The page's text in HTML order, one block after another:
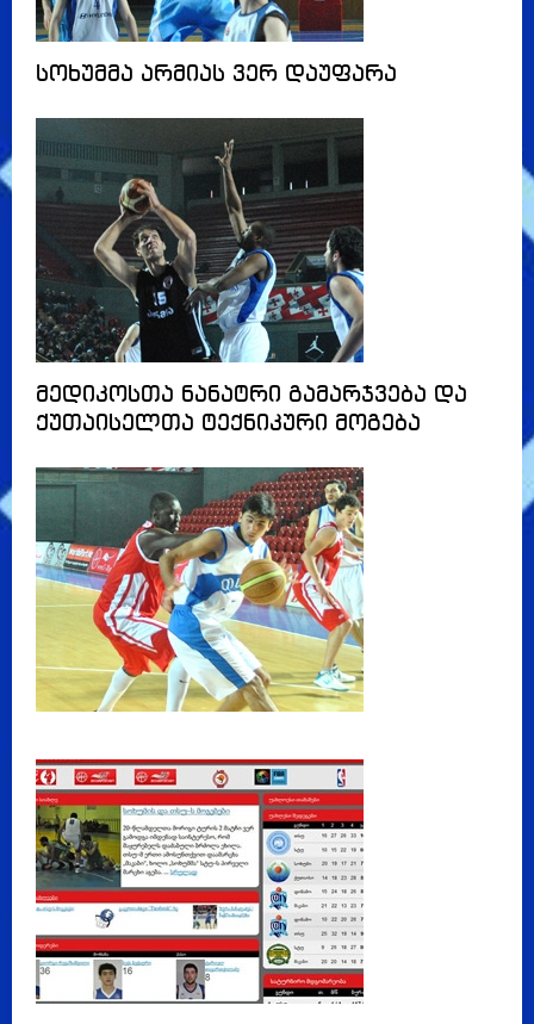
სოხუმმა არმიას ვერ დაუფარა
მედიკოსთა ნანატრი გამარჯვება და
ქუთაისელთა ტექნიკური მოგება